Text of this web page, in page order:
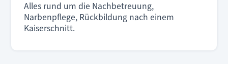
Alles rund um die Nachbetreuung,
Narbenpflege, Rückbildung nach einem
Kaiserschnitt.